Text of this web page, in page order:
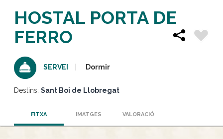
HOSTAL PORTA DE
FERRO
SERVEI Dormir
Destins: Sant Boi de Llobregat
FITXA IMATGES VALORACIÓ